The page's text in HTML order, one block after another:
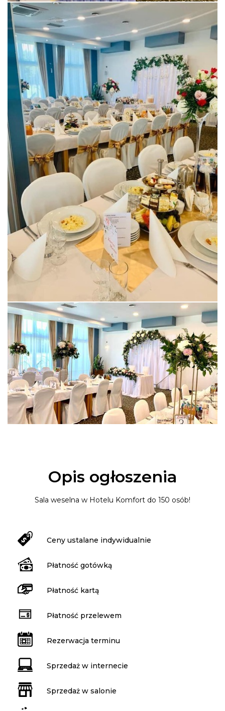
Opis ogłoszenia
Sala weselna w Hotelu Komfort do 150 osób!
Ceny ustalane indywidualnie
Płatność gotówką
Płatność kartą
Płatność przelewem
Rezerwacja terminu
Sprzedaż w internecie
Sprzedaż w salonie